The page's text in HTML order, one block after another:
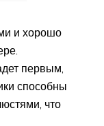
и хорошо
первым,
способны
что